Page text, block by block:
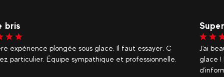
aimé la séance de plongée sous-marine sous la
était vraiment sympa, fournissant beaucoup